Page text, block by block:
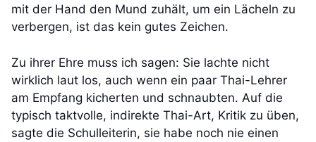
mit der Hand den Mund zuhält, um ein Lächeln zu
verbergen, ist das kein gutes Zeichen.
Zu ihrer Ehre muss ich sagen: Sie lachte nicht
wirklich laut los, auch wenn ein paar Thai-Lehrer
am Empfang kicherten und schnaubten. Auf die
typisch taktvolle, indirekte Thai-Art, Kritik zu üben,
sagte die Schulleiterin, sie habe noch nie einen